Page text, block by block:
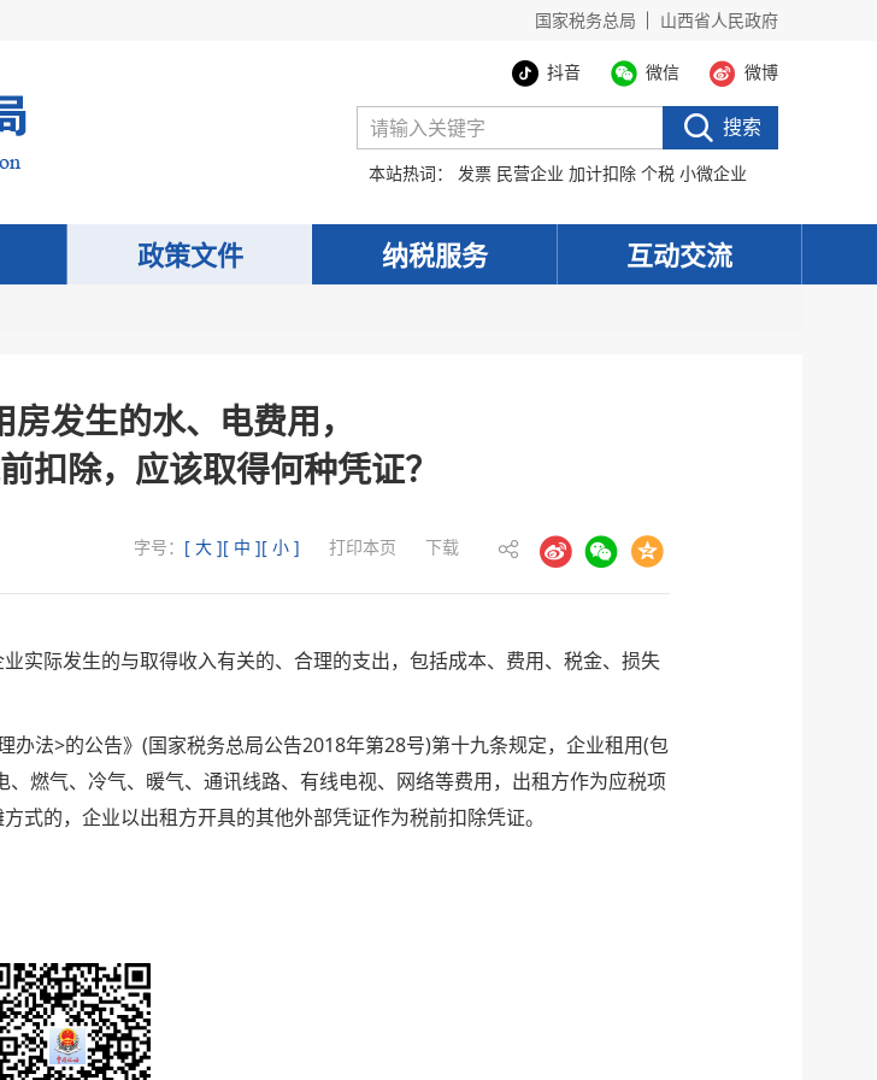
国家税务总局 山西省人民政府
抖音 微信 微博
搜索
本站热词： 发票 民营企业 加计扣除 个税 小微企业
政策文件 纳税服务 互动交流
发生的水、电费用，
扣除，应该取得何种凭证？
字号： [ 大 ][ 中 ][ 小 ] 打印本页 下载
际发生的与取得收入有关的、合理的支出，包括成本、费用、税金、损失
法>的公告》(国家税务总局公告2018年第28号)第十九条规定，企业租用(包
燃气、冷气、暖气、通讯线路、有线电视、网络等费用，出租方作为应税项
式的，企业以出租方开具的其他外部凭证作为税前扣除凭证。